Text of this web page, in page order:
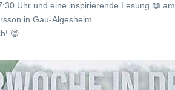
Uhr und eine inspirierende Lesung 📖 am
in Gau-Algesheim.
😊